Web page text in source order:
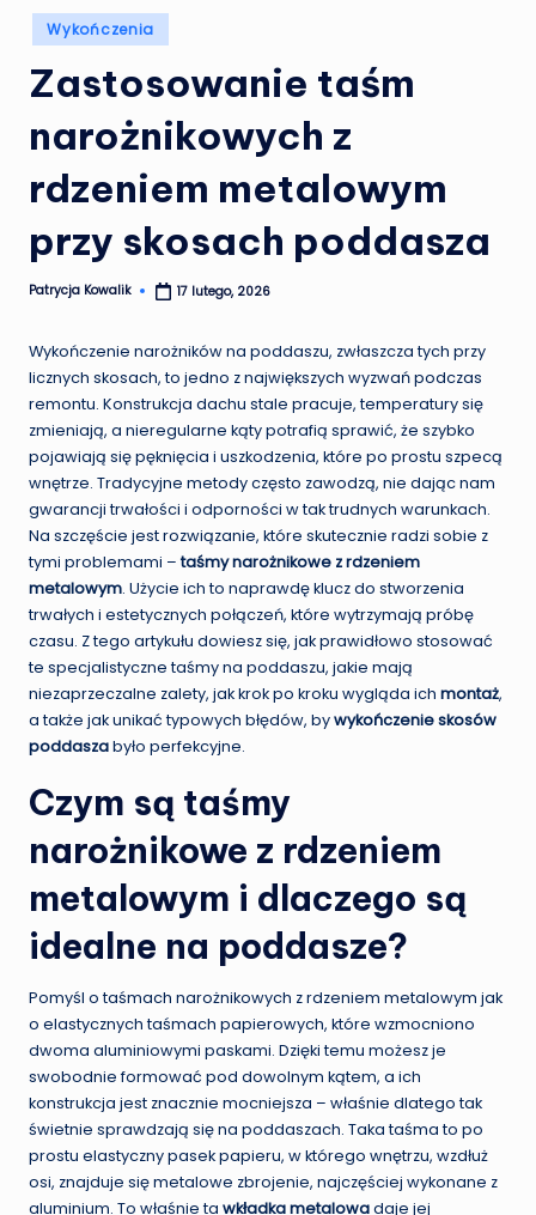
Posted
in
Wykończenia
Zastosowanie taśm
narożnikowych z
rdzeniem metalowym
przy skosach poddasza
Posted
Patrycja Kowalik 17 lutego, 2026
Wykończenie narożników na poddaszu, zwłaszcza tych przy
licznych skosach, to jedno z największych wyzwań podczas
remontu. Konstrukcja dachu stale pracuje, temperatury się
zmieniają, a nieregularne kąty potrafią sprawić, że szybko
pojawiają się pęknięcia i uszkodzenia, które po prostu szpecą
wnętrze. Tradycyjne metody często zawodzą, nie dając nam
gwarancji trwałości i odporności w tak trudnych warunkach.
Na szczęście jest rozwiązanie, które skutecznie radzi sobie z
tymi problemami –taśmy narożnikowe z rdzeniem
metalowym. Użycie ich to naprawdę klucz do stworzenia
trwałych i estetycznych połączeń, które wytrzymają próbę
czasu. Z tego artykułu dowiesz się, jak prawidłowo stosować
te specjalistyczne taśmy na poddaszu, jakie mają
niezaprzeczalne zalety, jak krok po kroku wygląda ich montaż,
a także jak unikać typowych błędów, bywykończenie skosów
poddaszabyło perfekcyjne.
Czym są taśmy
narożnikowe z rdzeniem
metalowym i dlaczego są
idealne na poddasze?
Pomyśl o taśmach narożnikowych z rdzeniem metalowym jak
o elastycznych taśmach papierowych, które wzmocniono
dwoma aluminiowymi paskami. Dzięki temu możesz je
swobodnie formować pod dowolnym kątem, a ich
konstrukcja jest znacznie mocniejsza – właśnie dlatego tak
świetnie sprawdzają się na poddaszach. Taka taśma to po
prostu elastyczny pasek papieru, w którego wnętrzu, wzdłuż
osi, znajduje się metalowe zbrojenie, najczęściej wykonane z
aluminium. To właśnie ta wkładka metalowadaje jej